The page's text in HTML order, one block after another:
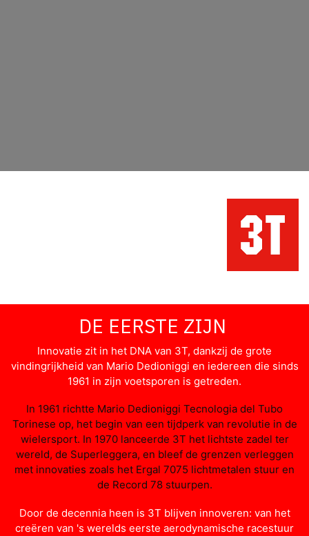
DE EERSTE ZIJN
Innovatie zit in het DNA van 3T, dankzij de grote
vindingrijkheid van Mario Dedioniggi en iedereen die sinds
1961 in zijn voetsporen is getreden.
In 1961 richtte Mario Dedioniggi Tecnologia del Tubo
Torinese op, het begin van een tijdperk van revolutie in de
wielersport. In 1970 lanceerde 3T het lichtste zadel ter
wereld, de Superleggera, en bleef de grenzen verleggen
met innovaties zoals het Ergal 7075 lichtmetalen stuur en
de Record 78 stuurpen.
Door de decennia heen is 3T blijven innoveren: van het
creëren van 's werelds eerste aerodynamische racestuur